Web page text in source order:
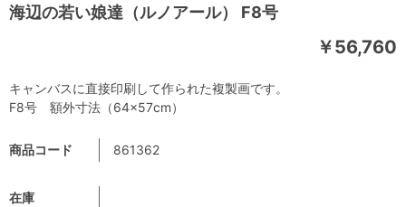
海辺の若い娘達（ルノアール） F8号
￥56,760
商品コード 861362
在庫
キャンバスに直接印刷して作られた複製画です。
F8号 額外寸法（64×57cm）